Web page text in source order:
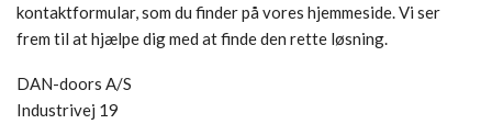
kontaktformular, som du finder på vores hjemmeside. Vi ser
frem til at hjælpe dig med at finde den rette løsning.
DAN-doors A/S
Industrivej 19